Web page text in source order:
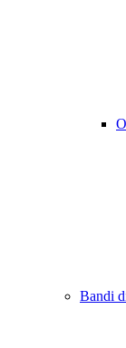
Bandi